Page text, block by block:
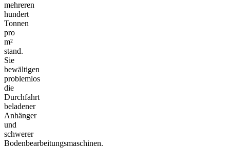
mehreren
hundert
Tonnen
pro
m²
stand.
Sie
bewältigen
problemlos
die
Durchfahrt
beladener
Anhänger
und
schwerer
Bodenbearbeitungsmaschinen.